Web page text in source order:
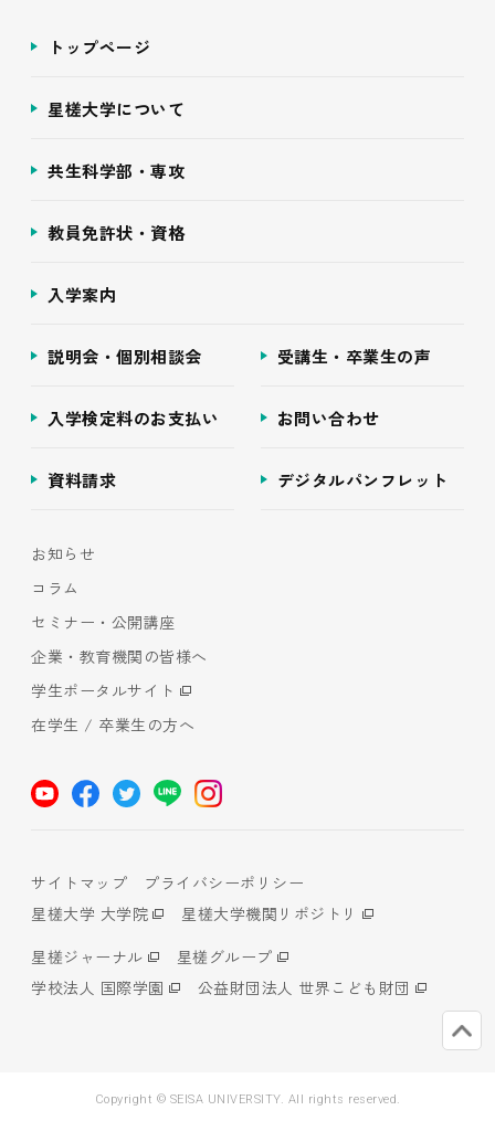
トップページ
星槎大学について
共生科学部・専攻
教員免許状・資格
入学案内
説明会・個別相談会 受講生・卒業生の声
入学検定料のお支払い お問い合わせ
資料請求 デジタルパンフレット
お知らせ
コラム
セミナー・公開講座
企業・教育機関の皆様へ
学生ポータルサイト
在学生 / 卒業生の方へ
サイトマップ
プライバシーポリシー
星槎大学 大学院
星槎大学機関リポジトリ
星槎ジャーナル
星槎グループ
学校法人 国際学園
公益財団法人 世界こども財団
Copyright © SEISA UNIVERSITY. All rights reserved.